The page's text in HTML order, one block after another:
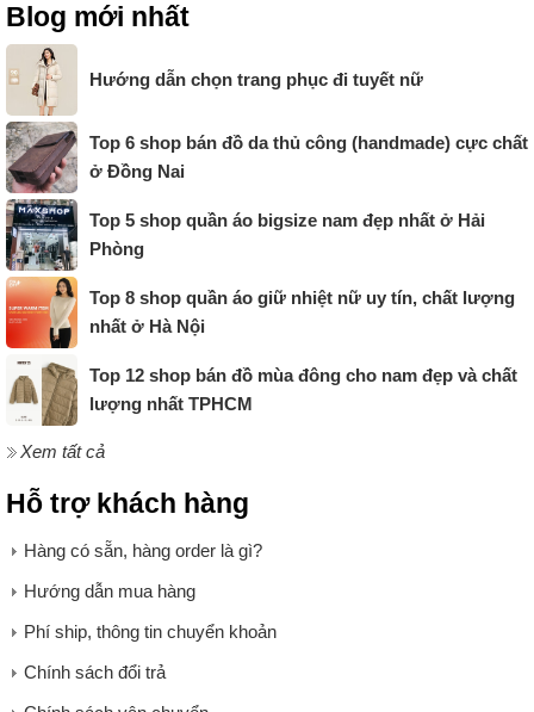
Blog mới nhất
Hướng dẫn chọn trang phục đi tuyết nữ
Top 6 shop bán đồ da thủ công (handmade) cực chất
ở Đồng Nai
Top 5 shop quần áo bigsize nam đẹp nhất ở Hải
Phòng
Top 8 shop quần áo giữ nhiệt nữ uy tín, chất lượng
nhất ở Hà Nội
Top 12 shop bán đồ mùa đông cho nam đẹp và chất
lượng nhất TPHCM
Xem tất cả
Hỗ trợ khách hàng
Hàng có sẵn, hàng order là gì?
Hướng dẫn mua hàng
Phí ship, thông tin chuyển khoản
Chính sách đổi trả